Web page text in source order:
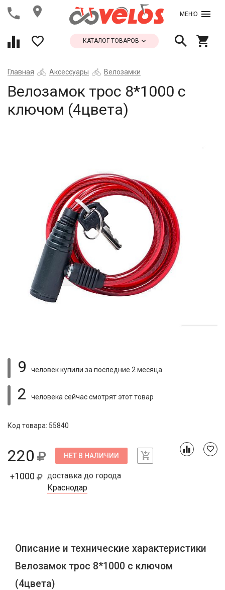
МЕНЮ
КАТАЛОГ ТОВАРОВ
Главная Аксессуары Велозамки
Велозамок трос 8*1000 с
ключом (4цвета)
9 человек купили за последние 2 месяца
2 человека сейчас смотрятэтот товар
Код товара: 55840
220 НЕТ В НАЛИЧИИ
+1000
доставка до города
Краснодар
Описание и технические характеристики
Велозамок трос 8*1000 с ключом
(4цвета)